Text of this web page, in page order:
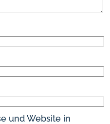
und Website in